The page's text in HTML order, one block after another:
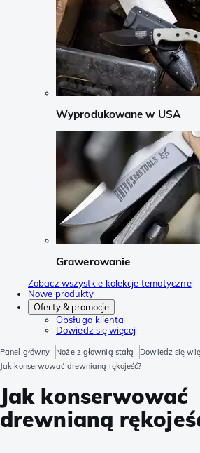
Wyprodukowane w USA
Grawerowanie
Zobacz wszystkie kolekcje tematyczne
Nowe produkty
Oferty & promocje
Obsługa klienta
Dowiedz się więcej
Panel główny Noże z głownią stałą Dowiedz się
Jak konserwować drewnianą rękojeść?
Jak konserwować
drewnianą